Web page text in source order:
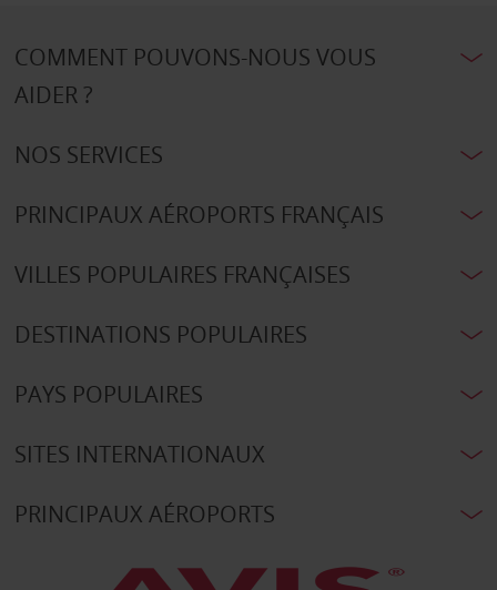
COMMENT POUVONS-NOUS VOUS
AIDER ?
NOS SERVICES
PRINCIPAUX AÉROPORTS FRANÇAIS
VILLES POPULAIRES FRANÇAISES
DESTINATIONS POPULAIRES
PAYS POPULAIRES
SITES INTERNATIONAUX
PRINCIPAUX AÉROPORTS